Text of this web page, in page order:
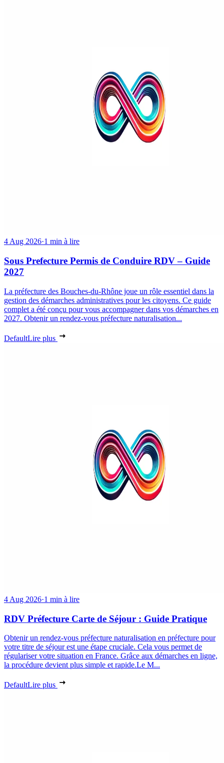
4 Aug 2026·1 min à lire
Sous Prefecture Permis de Conduire RDV – Guide
2027
La préfecture des Bouches-du-Rhône joue un rôle essentiel dans la
gestion des démarches administratives pour les citoyens. Ce guide
complet a été conçu pour vous accompagner dans vos démarches en
2027. Obtenir un rendez-vous préfecture naturalisation...
DefaultLire plus
4 Aug 2026·1 min à lire
RDV Préfecture Carte de Séjour : Guide Pratique
Obtenir un rendez-vous préfecture naturalisation en préfecture pour
votre titre de séjour est une étape cruciale. Cela vous permet de
régulariser votre situation en France. Grâce aux démarches en ligne,
la procédure devient plus simple et rapide.Le M...
DefaultLire plus